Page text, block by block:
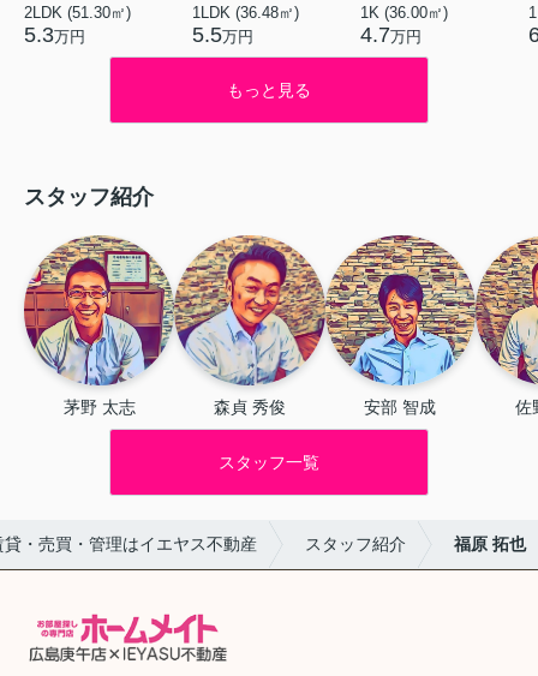
2LDK (51.30㎡)
5.3万円
1LDK (36.48㎡)
5.5万円
1K (36.00㎡)
4.7万円
もっと見る
スタッフ紹介
茅野 太志 森貞 秀俊 安部 智成 佐
スタッフ一覧
貸・売買・管理はイエヤス不動産 スタッフ紹介 福原 拓也